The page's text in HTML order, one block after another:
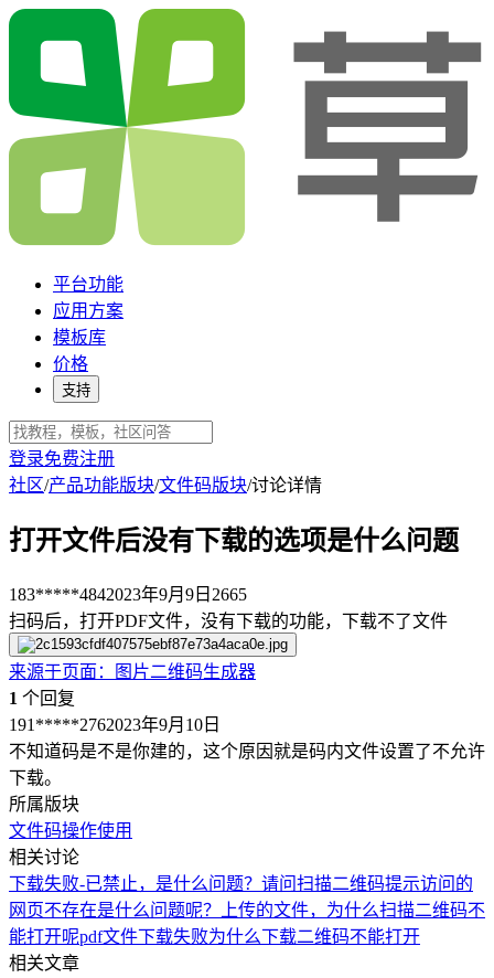
平台功能
应用方案
模板库
价格
支持
登录免费注册
社区/产品功能版块/文件码版块/讨论详情
打开文件后没有下载的选项是什么问题
183*****4842023年9月9日 2665
扫码后，打开PDF文件，没有下载的功能，下载不了文件
来源于页面 ：
图片二维码生成器
1 个回复
191*****2762023年9月10日
不知道码是不是你建的，这个原因就是码内文件设置了不允许
下载。
所属版块
文件码操作使用
相关讨论
下载失败-已禁止，是什么问题？ 请问扫描二维码提示访问的
网页不存在是什么问题呢？
上传的文件，为什么扫描二维码不
能打开呢pdf文件下载失败为什么下载二维码不能打开
相关文章